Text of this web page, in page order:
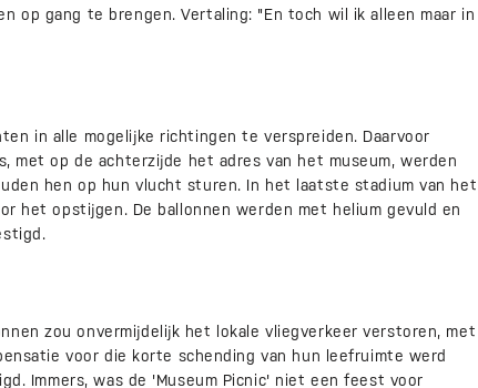
op gang te brengen. Vertaling: "En toch wil ik alleen maar in
in alle mogelijke richtingen te verspreiden. Daarvoor
met op de achterzijde het adres van het museum, werden
hen op hun vlucht sturen. In het laatste stadium van het
het opstijgen. De ballonnen werden met helium gevuld en
zou onvermijdelijk het lokale vliegverkeer verstoren, met
voor die korte schending van hun leefruimte werd
Immers, was de 'Museum Picnic' niet een feest voor